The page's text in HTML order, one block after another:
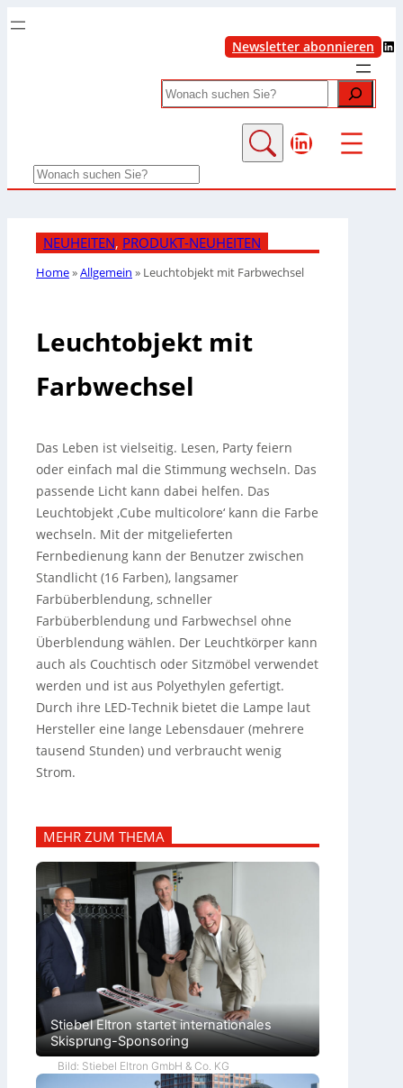
Newsletter abonnieren LinkedIn
Search
LinkedIn
Search
NEUHEITEN, PRODUKT-NEUHEITEN
Home»Allgemein » Leuchtobjekt mit Farbwechsel
Leuchtobjekt mit
Farbwechsel
Das Leben ist vielseitig. Lesen, Party feiern
oder einfach mal die Stimmung wechseln. Das
passende Licht kann dabei helfen. Das
Leuchtobjekt ‚Cube multicolore‘ kann die Farbe
wechseln. Mit der mitgelieferten
Fernbedienung kann der Benutzer zwischen
Standlicht (16 Farben), langsamer
Farbüberblendung, schneller
Farbüberblendung und Farbwechsel ohne
Überblendung wählen. Der Leuchtkörper kann
auch als Couchtisch oder Sitzmöbel verwendet
werden und ist aus Polyethylen gefertigt.
Durch ihre LED-Technik bietet die Lampe laut
Hersteller eine lange Lebensdauer (mehrere
tausend Stunden) und verbraucht wenig
Strom.
MEHR ZUM THEMA
Stiebel Eltron startet internationales
Skisprung-Sponsoring
Bild: Stiebel Eltron GmbH & Co. KG